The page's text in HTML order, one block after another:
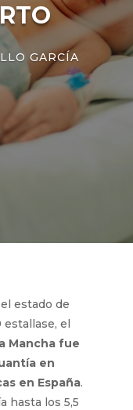
GARCÍA
estado de
estallase, el
Mancha fue
en
en España.
hasta los 5,5